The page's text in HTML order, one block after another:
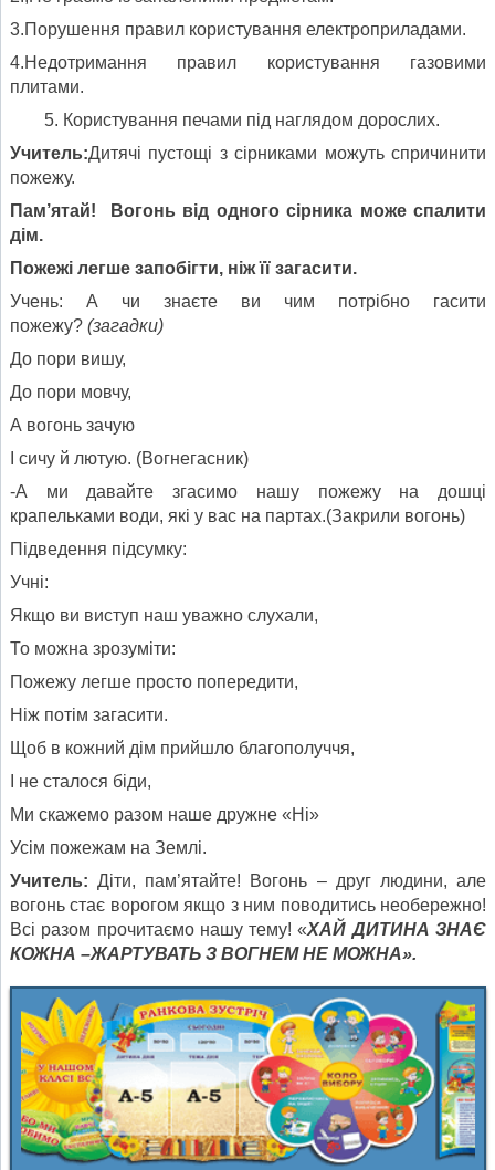
3.Порушення правил користування електроприладами.
4.Недотримання правил користування газовими
плитами.
Користування печами під наглядом дорослих.
Учитель:Дитячі пустощі з сірниками можуть спричинити
пожежу.
Пам’ятай! Вогонь від одного сірника може спалити
дім.
Пожежі легше запобігти, ніж її загасити.
Учень: А чи знаєте ви чим потрібно гасити
пожежу? (загадки)
До пори вишу,
До пори мовчу,
А вогонь зачую
І сичу й лютую. (Вогнегасник)
-А ми давайте згасимо нашу пожежу на дошці
крапельками води, які у вас на партах.(Закрили вогонь)
Підведення підсумку:
Учні:
Якщо ви виступ наш уважно слухали,
То можна зрозуміти:
Пожежу легше просто попередити,
Ніж потім загасити.
Щоб в кожний дім прийшло благополуччя,
І не сталося біди,
Ми скажемо разом наше дружне «Ні»
Усім пожежам на Землі.
Учитель: Діти, пам’ятайте! Вогонь – друг людини, але
вогонь стає ворогом якщо з ним поводитись необережно!
Всі разом прочитаємо нашу тему! «ХАЙ ДИТИНА ЗНАЄ
КОЖНА –ЖАРТУВАТЬ З ВОГНЕМ НЕ МОЖНА».